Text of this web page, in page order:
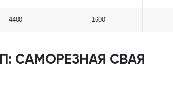
4400 1600
САМОРЕЗНАЯ СВАЯ